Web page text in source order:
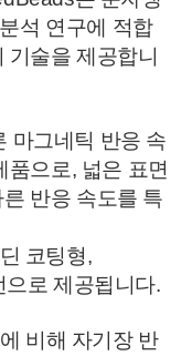
석 연구에 적합
술을 제공합니
마그네틱 반응 속
품으로, 넓은 표면
반응 속도를 특
코팅형,
로 제공됩니다.
비해 자기장 반